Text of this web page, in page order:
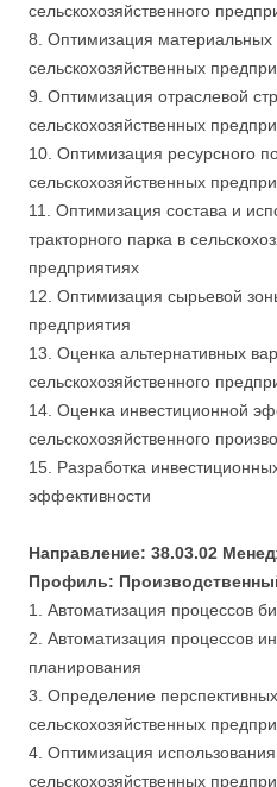
сельскохозяйственного
8. Оптимизация материальных
сельскохозяйственных
9. Оптимизация отраслевой
сельскохозяйственных
10. Оптимизация ресурсного
сельскохозяйственных
11. Оптимизация состава и
тракторного парка в
предприятиях
12. Оптимизация сырьевой
предприятия
13. Оценка альтернативных
сельскохозяйственного
14. Оценка инвестиционной
сельскохозяйственного
15. Разработка
эффективности
Направление: 38.03.02
Профиль:
1. Автоматизация процессов
2. Автоматизация процессов
планирования
3. Определение
сельскохозяйственных
4. Оптимизация использования
сельскохозяйственных